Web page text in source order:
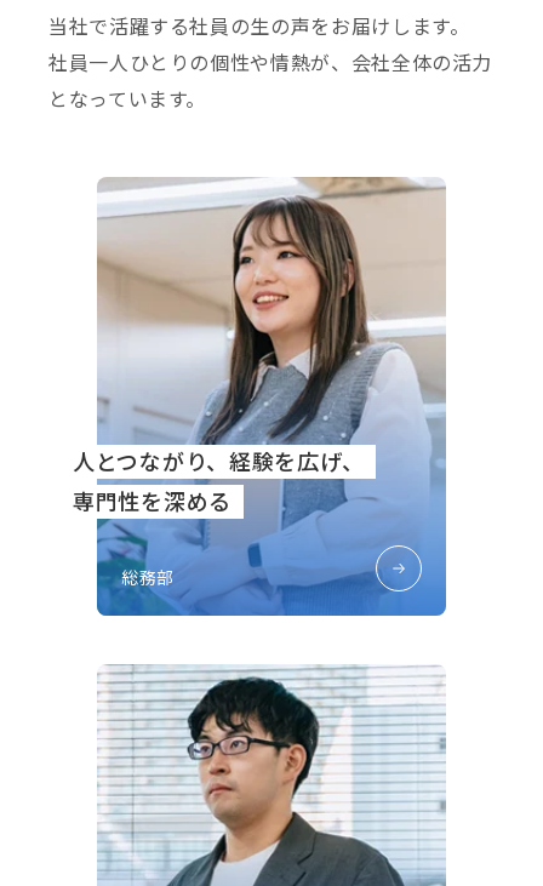
当社で活躍する社員の生の声をお届けします。
社員一人ひとりの個性や情熱が、会社全体の活力
となっています。
人とつながり、経験を広げ、
専門性を深める
総務部